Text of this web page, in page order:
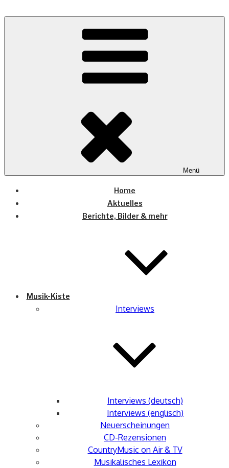
COUNTRYHOME
Wo die (Country-) Musik Zuhause ist
Menü
Home
Aktuelles
Berichte, Bilder & mehr
Musik-Kiste
Interviews
Interviews (deutsch)
Interviews (englisch)
Neuerscheinungen
CD-Rezensionen
CountryMusic on Air & TV
Musikalisches Lexikon